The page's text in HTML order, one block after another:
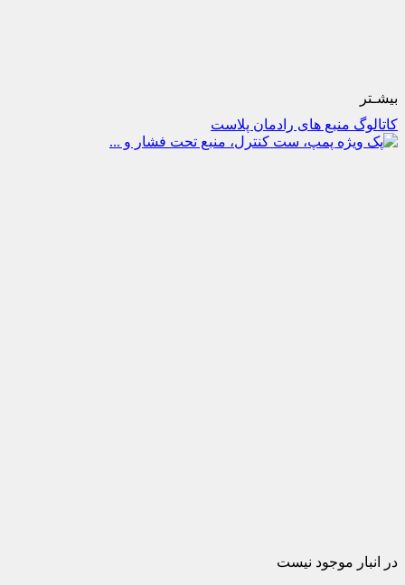
بیشـتر
کاتالوگ منبع های رادمان پلاست
در انبار موجود نیست